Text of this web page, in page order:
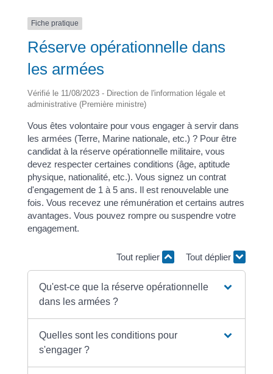
Fiche pratique
Réserve opérationnelle dans
les armées
Vérifié le 11/08/2023 - Direction de l'information légale et
administrative (Première ministre)
Vous êtes volontaire pour vous engager à servir dans
les armées (Terre, Marine nationale, etc.) ? Pour être
candidat à la réserve opérationnelle militaire, vous
devez respecter certaines conditions (âge, aptitude
physique, nationalité, etc.). Vous signez un contrat
d'engagement de 1 à 5 ans. Il est renouvelable une
fois. Vous recevez une rémunération et certains autres
avantages. Vous pouvez rompre ou suspendre votre
engagement.
Tout replier Tout déplier
Qu'est-ce que la réserve opérationnelle
dans les armées ?
Quelles sont les conditions pour
s'engager ?